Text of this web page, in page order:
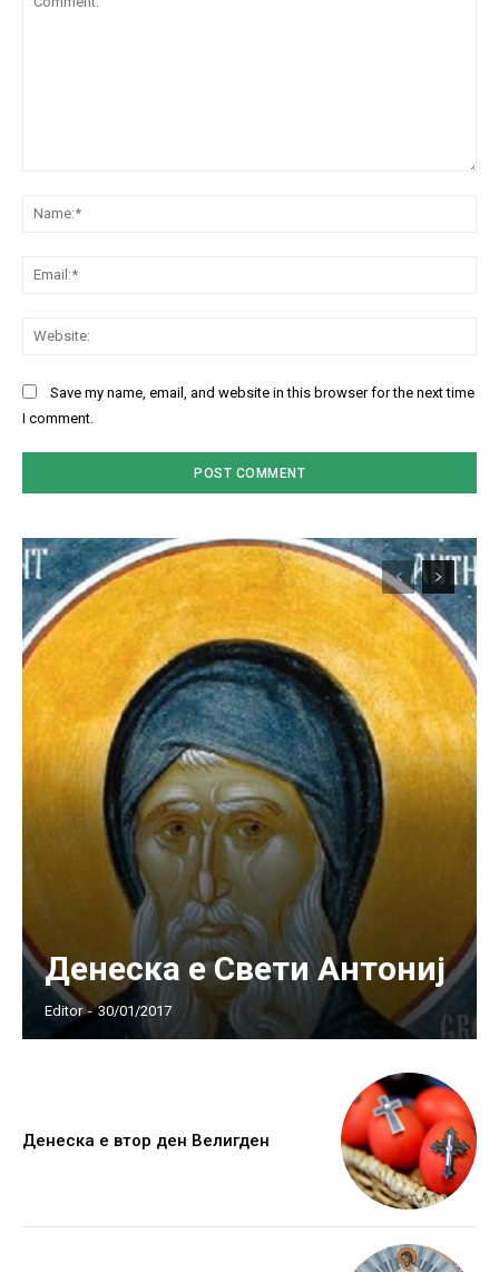
Save my name, email, and website in this browser for the next time
I comment.
Денеска е Свети Антониј
Editor - 30/01/2017
Денеска е втор ден Велигден